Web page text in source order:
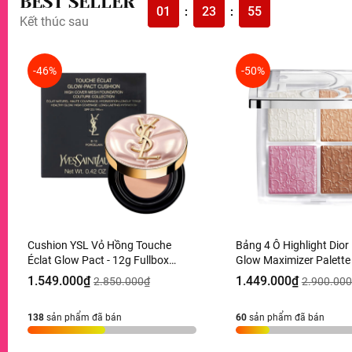
Kết thúc sau
01 : 23 : 53
-46%
Cushion YSL Vỏ Hồng Touche
Éclat Glow Pact - 12g Fullbox
Hàng Duty
1.549.000₫ 2.850.000₫
138 sản phẩm đã bán
-50%
Bảng 4 Ô Highlight
Glow Maximizer
10g Hàng Duty
1.449.000₫
60sản phẩm đã bán